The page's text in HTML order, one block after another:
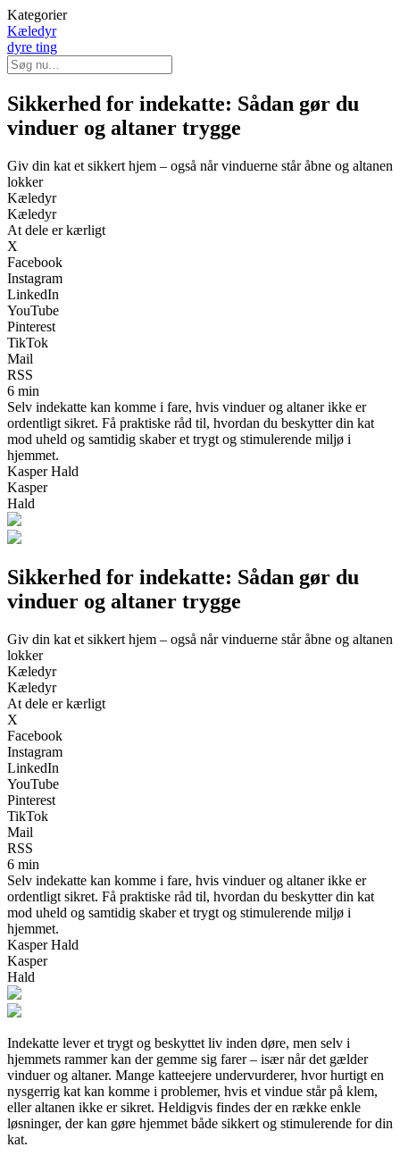
Kategorier
Kæledyr
dyre ting
Sikkerhed for indekatte: Sådan gør du
vinduer og altaner trygge
Giv din kat et sikkert hjem – også når vinduerne står åbne og altanen
lokker
Kæledyr
Kæledyr
At dele er kærligt
X
Facebook
Instagram
LinkedIn
YouTube
Pinterest
TikTok
Mail
RSS
6 min
Selv indekatte kan komme i fare, hvis vinduer og altaner ikke er
ordentligt sikret. Få praktiske råd til, hvordan du beskytter din kat
mod uheld og samtidig skaber et trygt og stimulerende miljø i
hjemmet.
Kasper Hald
Kasper
Hald
Sikkerhed for indekatte: Sådan gør du
vinduer og altaner trygge
Giv din kat et sikkert hjem – også når vinduerne står åbne og altanen
lokker
Kæledyr
Kæledyr
At dele er kærligt
X
Facebook
Instagram
LinkedIn
YouTube
Pinterest
TikTok
Mail
RSS
6 min
Selv indekatte kan komme i fare, hvis vinduer og altaner ikke er
ordentligt sikret. Få praktiske råd til, hvordan du beskytter din kat
mod uheld og samtidig skaber et trygt og stimulerende miljø i
hjemmet.
Kasper Hald
Kasper
Hald
Indekatte lever et trygt og beskyttet liv inden døre, men selv i
hjemmets rammer kan der gemme sig farer – især når det gælder
vinduer og altaner. Mange katteejere undervurderer, hvor hurtigt en
nysgerrig kat kan komme i problemer, hvis et vindue står på klem,
eller altanen ikke er sikret. Heldigvis findes der en række enkle
løsninger, der kan gøre hjemmet både sikkert og stimulerende for din
kat.